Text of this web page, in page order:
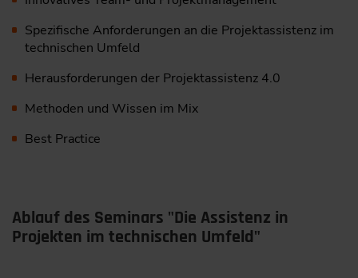
Spezifische Anforderungen an die Projektassistenz im
technischen Umfeld
Herausforderungen der Projektassistenz 4.0
Methoden und Wissen im Mix
Best Practice
Ablauf des Seminars "Die Assistenz in
Projekten im technischen Umfeld"